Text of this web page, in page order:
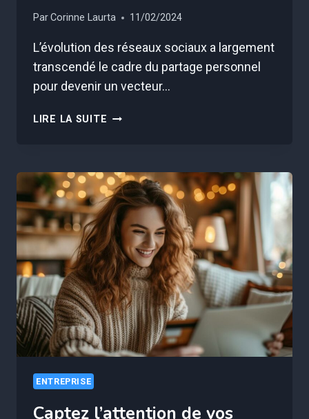
ParCorinne Laurta 11/02/2024
L’évolution des réseaux sociaux a largement
transcendé le cadre du partage personnel
pour devenir un vecteur…
LIRE LA SUITE 3
ÉVITER
POUR
UN
AUDIT
SOCIAL
MEDIA
RÉUSSI
!
ENTREPRISE
Captez l’attention de vos